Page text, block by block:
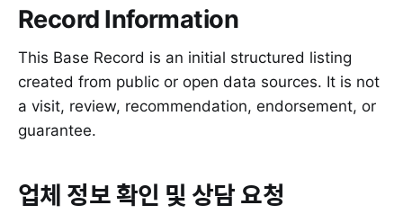
Record Information
This Base Record is an initial structured listing
created from public or open data sources. It is not
a visit, review, recommendation, endorsement, or
guarantee.
업체 정보 확인 및 상담 요청